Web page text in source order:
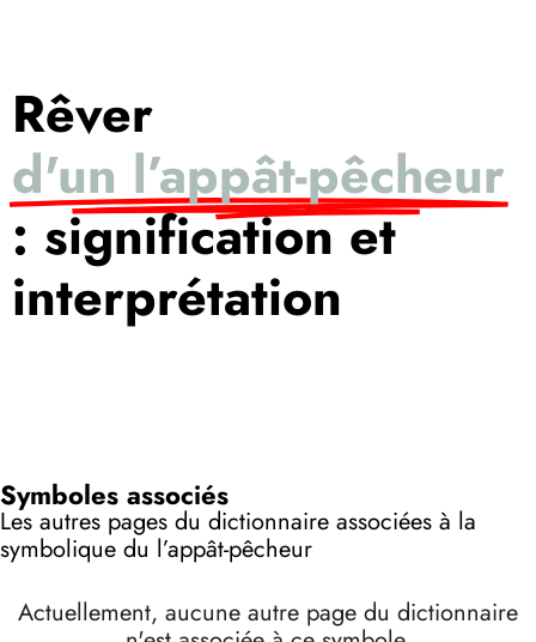
Rêver
d'un l’appât-pêcheur
: signification et
interprétation
Symboles associés
Les autres pages du dictionnaire associées à la
symbolique du l’appât-pêcheur
Actuellement, aucune autre page du dictionnaire